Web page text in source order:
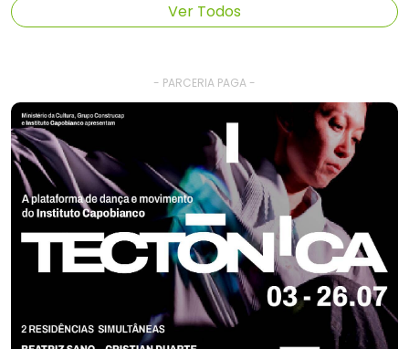
Ver Todos
- PARCERIA PAGA -